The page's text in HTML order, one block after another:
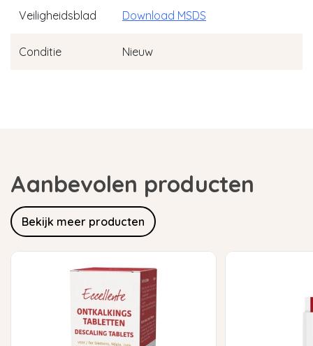
Veiligheidsblad Download MSDS
Conditie Nieuw
Aanbevolen producten
Bekijk meer producten